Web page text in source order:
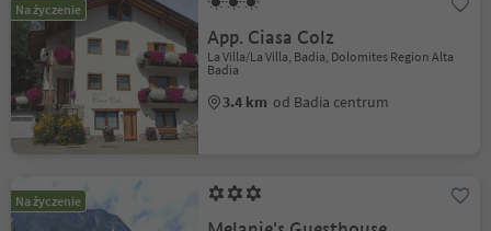
Na życzenie
App. Ciasa Colz
La Villa/La Villa, Badia, Dolomites Region Alta
Badia
3.4 km od Badia centrum
Na życzenie